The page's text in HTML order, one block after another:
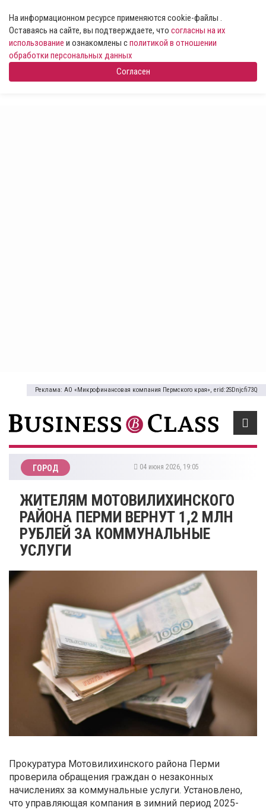
На информационном ресурсе применяются cookie-файлы .
Оставаясь на сайте, вы подтверждаете, что согласны на их
использование и ознакомлены сполитикой в отношении
обработки персональных данных
Согласен
Реклама: АО «Микрофинансовая компания Пермского края», erid:2SDnjcfi73Q
ГОРОД 04 июня 2026, 19:05
ЖИТЕЛЯМ МОТОВИЛИХИНСКОГО
РАЙОНА ПЕРМИ ВЕРНУТ 1,2 МЛН
РУБЛЕЙ ЗА КОММУНАЛЬНЫЕ
УСЛУГИ
Прокуратура Мотовилихинского района Перми
проверила обращения граждан о незаконных
начислениях за коммунальные услуги. Установлено,
что управляющая компания в зимний период 2025-